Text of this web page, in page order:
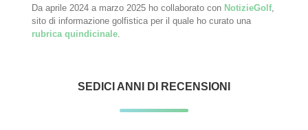
Da aprile 2024 a marzo 2025 ho collaborato con NotizieGolf,
sito di informazione golfistica per il quale ho curato una
rubrica quindicinale
SEDICI ANNI DI RECENSIONI